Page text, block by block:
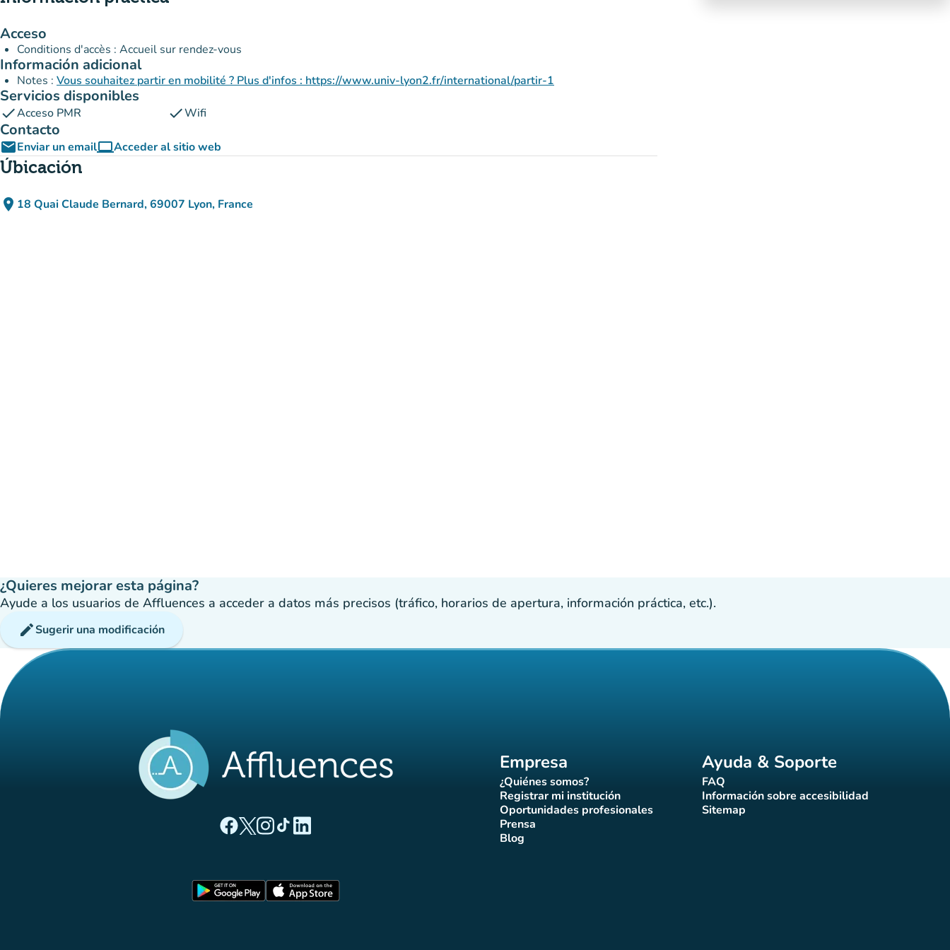
Acceso
Conditions d'accès : Accueil sur rendez-vous
Información adicional
Notes : Vous souhaitez partir en mobilité ? Plus d'infos : https://www.univ-lyon2.fr/international/partir-1
Servicios disponibles
checkAcceso PMR checkWifi
Contacto
emailEnviar un emailcomputerAcceder al sitio web
(nueva pestaña)
Úbicación
place 18 Quai Claude Bernard, 69007 Lyon, France
(abrir en Google Maps)
(nueva pestaña)
¿Quieres mejorar esta página?
Ayude a los usuarios de Affluences a acceder a datos más precisos (tráfico, horarios de apertura, información práctica, etc.).
editSugerir una modificación
(nueva pestaña)
(nueva pestaña)
(nueva pestaña)
(nueva pestaña)
(nueva pestaña)
Empresa
¿Quiénes somos?
(nueva pestaña)
Registrar mi institución
(nueva pestaña)
Oportunidades profesionales
(nueva pestaña)
Prensa(nueva pestaña)
Blog(nueva pestaña)
Ayuda & Soporte
FAQ(nueva pestaña)
Información sobre accesibilidad
(nueva pestaña)
Sitemap(nueva pestaña)